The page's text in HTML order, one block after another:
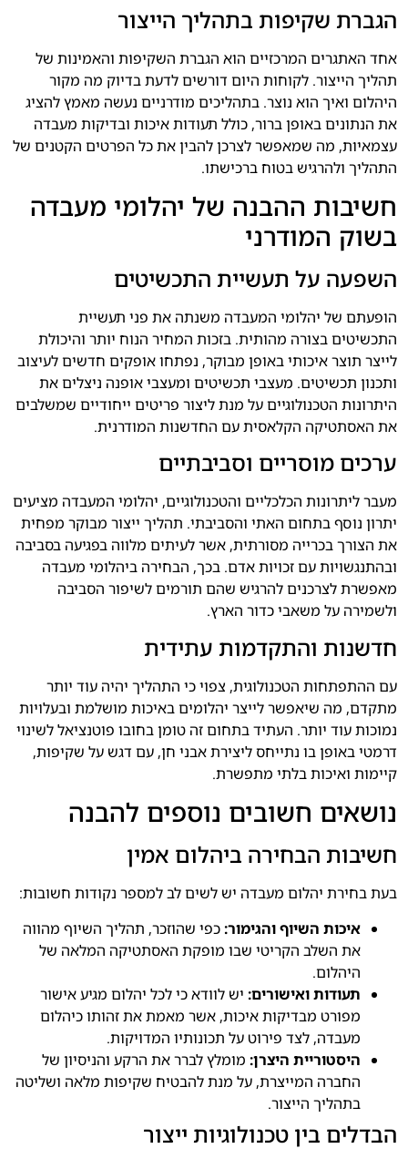
הגברת שקיפות בתהליך הייצור
אחד האתגרים המרכזיים הוא הגברת השקיפות והאמינות של
תהליך הייצור. לקוחות היום דורשים לדעת בדיוק מה מקור
היהלום ואיך הוא נוצר. בתהליכים מודרניים נעשה מאמץ להציג
את הנתונים באופן ברור, כולל תעודות איכות ובדיקות מעבדה
עצמאיות, מה שמאפשר לצרכן להבין את כל הפרטים הקטנים של
התהליך ולהרגיש בטוח ברכישתו.
חשיבות ההבנה של יהלומי מעבדה
בשוק המודרני
השפעה על תעשיית התכשיטים
הופעתם של יהלומי המעבדה משנתה את פני תעשיית
התכשיטים בצורה מהותית. בזכות המחיר הנוח יותר והיכולת
לייצר תוצר איכותי באופן מבוקר, נפתחו אופקים חדשים לעיצוב
ותכנון תכשיטים. מעצבי תכשיטים ומעצבי אופנה ניצלים את
היתרונות הטכנולוגיים על מנת ליצור פריטים ייחודיים שמשלבים
את האסתטיקה הקלאסית עם החדשנות המודרנית.
ערכים מוסריים וסביבתיים
מעבר ליתרונות הכלכליים והטכנולוגיים, יהלומי המעבדה מציעים
יתרון נוסף בתחום האתי והסביבתי. תהליך ייצור מבוקר מפחית
את הצורך בכרייה מסורתית, אשר לעיתים מלווה בפגיעה בסביבה
ובהתנגשויות עם זכויות אדם. בכך, הבחירה ביהלומי מעבדה
מאפשרת לצרכנים להרגיש שהם תורמים לשיפור הסביבה
ולשמירה על משאבי כדור הארץ.
חדשנות והתקדמות עתידית
עם ההתפתחות הטכנולוגית, צפוי כי התהליך יהיה עוד יותר
מתקדם, מה שיאפשר לייצר יהלומים באיכות מושלמת ובעלויות
נמוכות עוד יותר. העתיד בתחום זה טומן בחובו פוטנציאל לשינוי
דרמטי באופן בו נתייחס ליצירת אבני חן, עם דגש על שקיפות,
קיימות ואיכות בלתי מתפשרת.
נושאים חשובים נוספים להבנה
חשיבות הבחירה ביהלום אמין
בעת בחירת יהלום מעבדה יש לשים לב למספר נקודות חשובות:
איכות השיוף והגימור:כפי שהוזכר, תהליך השיוף מהווה
את השלב הקריטי שבו מופקת האסתטיקה המלאה של
היהלום.
תעודות ואישורים: יש לוודא כי לכל יהלום מגיע אישור
מפורט מבדיקות איכות, אשר מאמת את זהותו כיהלום
מעבדה, לצד פירוט על תכונותיו המדויקות.
היסטוריית היצרן: מומלץ לברר את הרקע והניסיון של
החברה המייצרת, על מנת להבטיח שקיפות מלאה ושליטה
בתהליך הייצור.
הבדלים בין טכנולוגיות ייצור